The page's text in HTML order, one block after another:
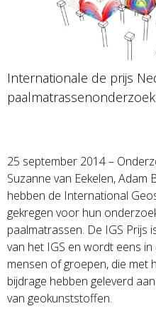
Internationale de prijs
paalmatrassenonderzoek
25 september 2014 –
Suzanne van Eekelen, Adam
hebben de International
gekregen voor hun
paalmatrassen. De IGS Prijs
van het IGS en wordt eens
mensen of groepen, die met
bijdrage hebben geleverd
van geokunststoffen.